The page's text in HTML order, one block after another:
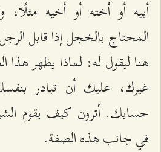
أبيه أو أخته أو أخيه
المحتاج بالخجل إذا قابل
هنا ليقول له: لماذا يظهر هذا
غيرك، عليك أن تبادر
حسابك. أترون كيف يقوم
في جانب هذه الصفة.